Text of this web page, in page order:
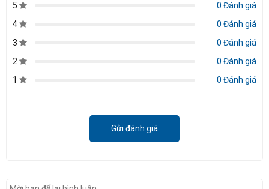
5
0 Đánh giá
4
0 Đánh giá
3
0 Đánh giá
2
0 Đánh giá
1
0 Đánh giá
Gửi đánh giá